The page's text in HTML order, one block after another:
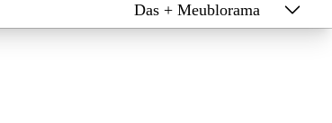
Das + Meublorama